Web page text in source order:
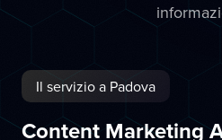
Il servizio a Padova
Content Marketing